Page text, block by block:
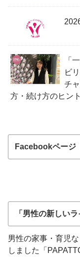
「
ビ
チ
方・続け方のヒン
Facebookページ
「男性の新しい
男性の家事・育児
しました「